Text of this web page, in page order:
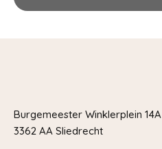
Burgemeester Winklerplein 14A
3362 AA Sliedrecht